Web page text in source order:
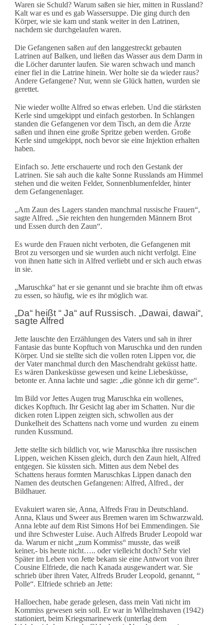
Waren sie Schuld? Warum saßen sie hier, mitten in Russland?
Kalt war es und es gab Wassersuppe. Die ging durch den
Körper, wie sie kam und stank weiter in den Latrinen,
nachdem sie durchgelaufen waren.
Die Gefangenen saßen auf den langgestreckt gebauten
Latrinen auf Balken, und ließen das Wasser aus dem Darm in
die Löcher darunter laufen. Sie waren schwach und manch
einer fiel in die Latrine hinein. Wer holte sie da wieder raus?
Andere Gefangene? Nur, wenn sie Glück hatten, wurden sie
gerettet.
Nie wieder wollte Alfred so etwas erleben. Und die stärksten
Kerle sind umgekippt und einfach gestorben. In Schlangen
standen die Gefangenen vor dem Tisch, an dem die Ärzte
saßen und ihnen eine große Spritze geben werden. Große
Kerle sind umgekippt, noch bevor sie eine Injektion erhalten
haben.
Einfach so. Jette erschauerte und roch den Gestank der
Latrinen. Sie sah auch die kalte Sonne Russlands am Himmel
stehen und die weiten Felder, Sonnenblumenfelder, hinter
dem Gefangenenlager.
„Am Zaun des Lagers standen manchmal russische Frauen“,
sagte Alfred. „Sie reichten den hungernden Männern Brot
und Essen durch den Zaun“.
Es wurde den Frauen nicht verboten, die Gefangenen mit
Brot zu versorgen und sie wurden auch nicht verfolgt. Eine
von ihnen hatte sich in Alfred verliebt und er sich auch etwas
in sie.
„Maruschka“ hat er sie genannt und sie brachte ihm oft etwas
zu essen, so häufig, wie es ihr möglich war.
„Da“ heißt “ Ja“ auf Russisch. „Dawai, dawai“,
sagte Alfred
Jette lauschte den Erzählungen des Vaters und sah in ihrer
Fantasie das bunte Kopftuch von Maruschka und den runden
Körper. Und sie stellte sich die vollen roten Lippen vor, die
der Vater manchmal durch den Maschendraht geküsst hatte.
Es wären Dankesküsse gewesen und keine Liebesküsse,
betonte er. Anna lachte und sagte: „die gönne ich dir gerne“.
Im Bild vor Jettes Augen trug Maruschka ein wollenes,
dickes Kopftuch. Ihr Gesicht lag aber im Schatten. Nur die
dicken roten Lippen zeigten sich, schwollen aus der
Dunkelheit des Schattens nach vorne und wurden zu einem
runden Kussmund.
Jette stellte sich bildlich vor, wie Maruschka ihre russischen
Lippen, weichen Kissen gleich, durch den Zaun hielt, Alfred
entgegen. Sie küssten sich. Mitten aus dem Nebel des
Schattens heraus formten Maruschkas Lippen danach den
Namen des deutschen Gefangenen: Alfred, Alfred., der
Bildhauer.
Evakuiert waren sie, Anna, Alfreds Frau in Deutschland.
Anna, Klaus und Sweer aus Bremen waren im Schwarzwald.
Anna lebte auf dem Rist Simons Hof bei Emmendingen. Sie
und ihre Schwester Luise. Auch Alfreds Bruder Leopold war
da. Warum er nicht „zum Kommiss“ musste, das weiß
keiner,- bis heute nicht….. oder vielleicht doch? Sehr viel
Später im Leben von Jette bekam sie eine Antwort von ihrer
Cousine Elfriede, die nach Kanada ausgewandert war. Sie
schrieb über ihren Vater, Alfreds Bruder Leopold, genannt, “
Polle“. Elfriede schrieb an Jette:
Halloechen, habe gerade gelesen, dass mein Vati nicht im
Kommiss gewesen sein soll. Er war in Wilhelmshaven (1942)
stationiert, beim Kriegsmarinewerk (unterlag dem